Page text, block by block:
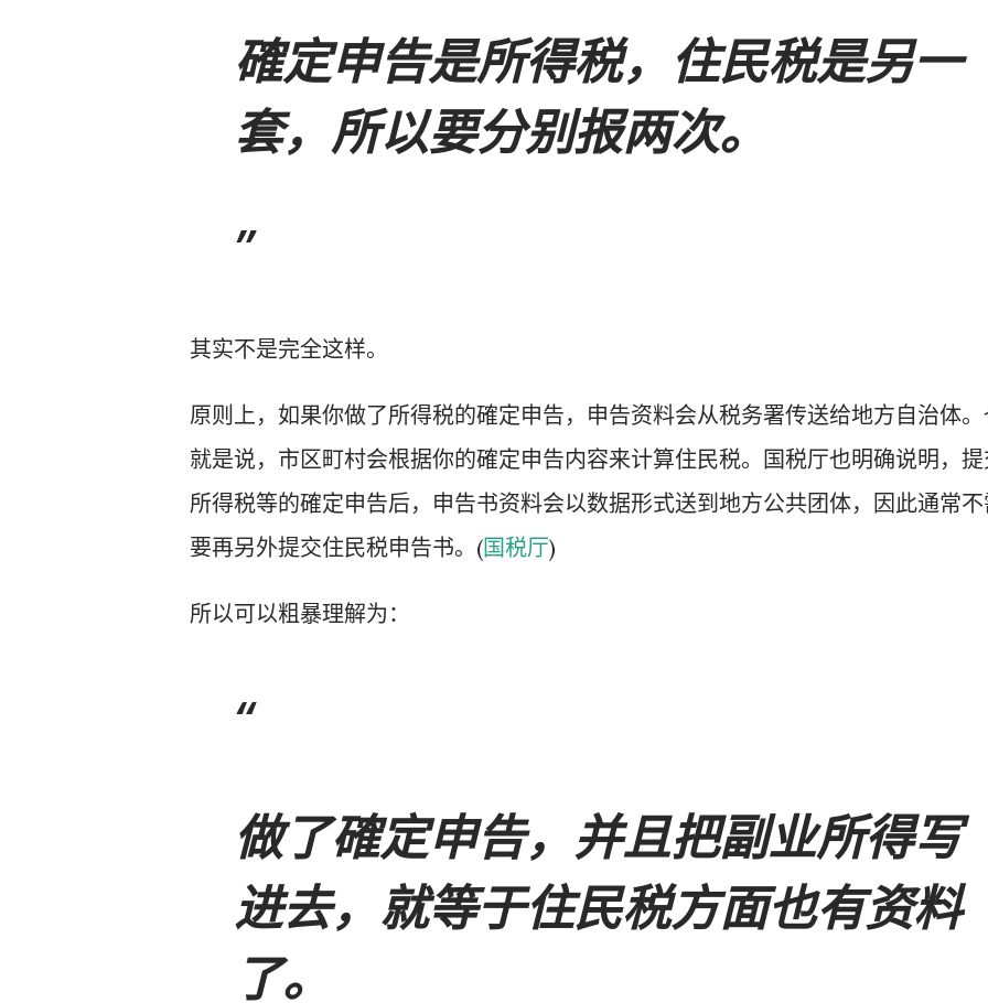
確定申告是所得税，住民税是另一
套，所以要分别报两次。
其实不是完全这样。
原则上，如果你做了所得税的確定申告，申告资料会从税务署传送给地方自治体。
就是说，市区町村会根据你的確定申告内容来计算住民税。国税厅也明确说明，提
所得税等的確定申告后，申告书资料会以数据形式送到地方公共团体，因此通常不
要再另外提交住民税申告书。(国税厅)
所以可以粗暴理解为：
做了確定申告，并且把副业所得写
进去，就等于住民税方面也有资料
了。